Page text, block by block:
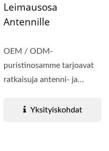
Leimausosa
Antennille
OEM / ODM-
puristinosamme tarjoavat
ratkaisuja antenni- ja
jokainen...Yksityiskohdat